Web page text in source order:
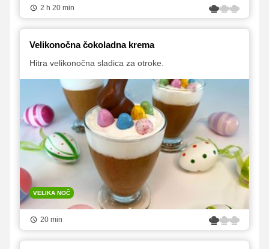
2 h 20 min
Velikonočna čokoladna krema
Hitra velikonočna sladica za otroke.
VELIKA NOČ
20 min